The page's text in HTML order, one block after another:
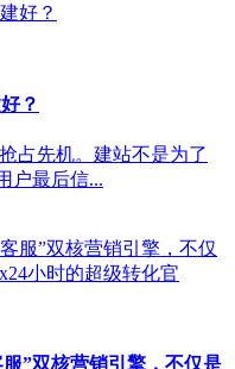
？
占先机。建站不是为了
户最后信...
”双核营销引擎，不仅是